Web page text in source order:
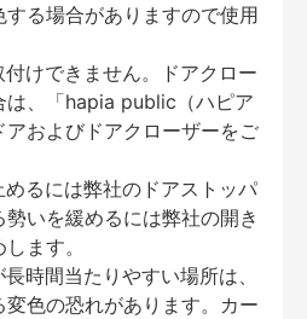
る場合がありますので使用
けできません。ドアクロー
は、「hapia public（ハピア
およびドアクローザーをご
るには弊社のドアストッパ
いを緩めるには弊社の開き
ます。
時間当たりやすい場所は、
色の恐れがあります。カー